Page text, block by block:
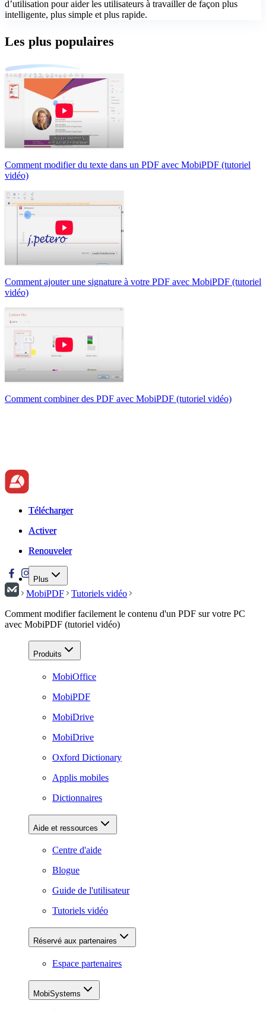
d’utilisation pour aider les utilisateurs à travailler de façon plus
intelligente, plus simple et plus rapide.
Les plus populaires
Comment modifier du texte dans un PDF avec MobiPDF (tutoriel
vidéo)
Comment ajouter une signature à votre PDF avec MobiPDF (tutoriel
vidéo)
Comment combiner des PDF avec MobiPDF (tutoriel vidéo)
Télécharger
Activer
Renouveler
Plus
Télécharger
Activer
Renouveler
MobiPDF
Tutoriels vidéo
Comment modifier facilement le contenu d'un PDF sur votre PC
avec MobiPDF (tutoriel vidéo)
Produits
MobiOffice
MobiPDF
MobiDrive
MobiDrive
Oxford Dictionary
Applis mobiles
Dictionnaires
Aide et ressources
Centre d'aide
Blogue
Guide de l'utilisateur
Tutoriels vidéo
Réservé aux partenaires
Espace partenaires
MobiSystems